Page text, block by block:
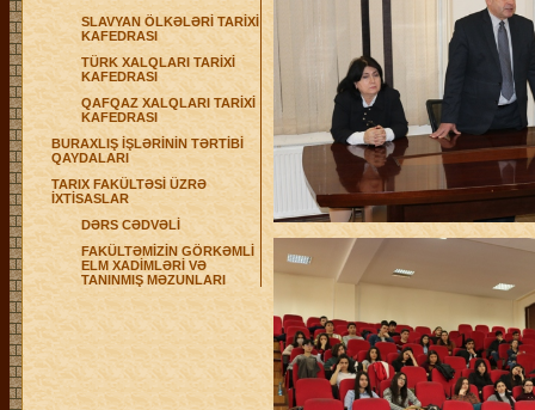
SLAVYAN ÖLKƏLƏRİ TARİXİ
KAFEDRASI
TÜRK XALQLARI TARİXİ
KAFEDRASI
QAFQAZ XALQLARI TARİXİ
KAFEDRASI
BURAXLIŞ İŞLƏRİNİN TƏRTİBİ
QAYDALARI
TARIX FAKÜLTƏSİ ÜZRƏ
İXTİSASLAR
DƏRS CƏDVƏLİ
FAKÜLTƏMİZİN GÖRKƏMLİ
ELM XADİMLƏRİ VƏ
TANINMIŞ MƏZUNLARI